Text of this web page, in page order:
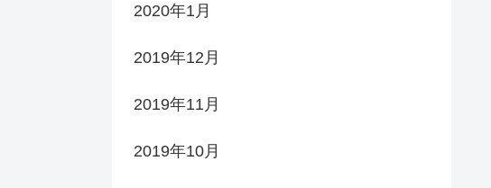
2020年1月
2019年12月
2019年11月
2019年10月